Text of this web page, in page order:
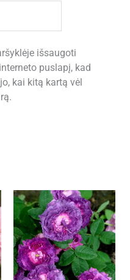
išsaugoti
puslapį, kad
kai kitą kartą vėl